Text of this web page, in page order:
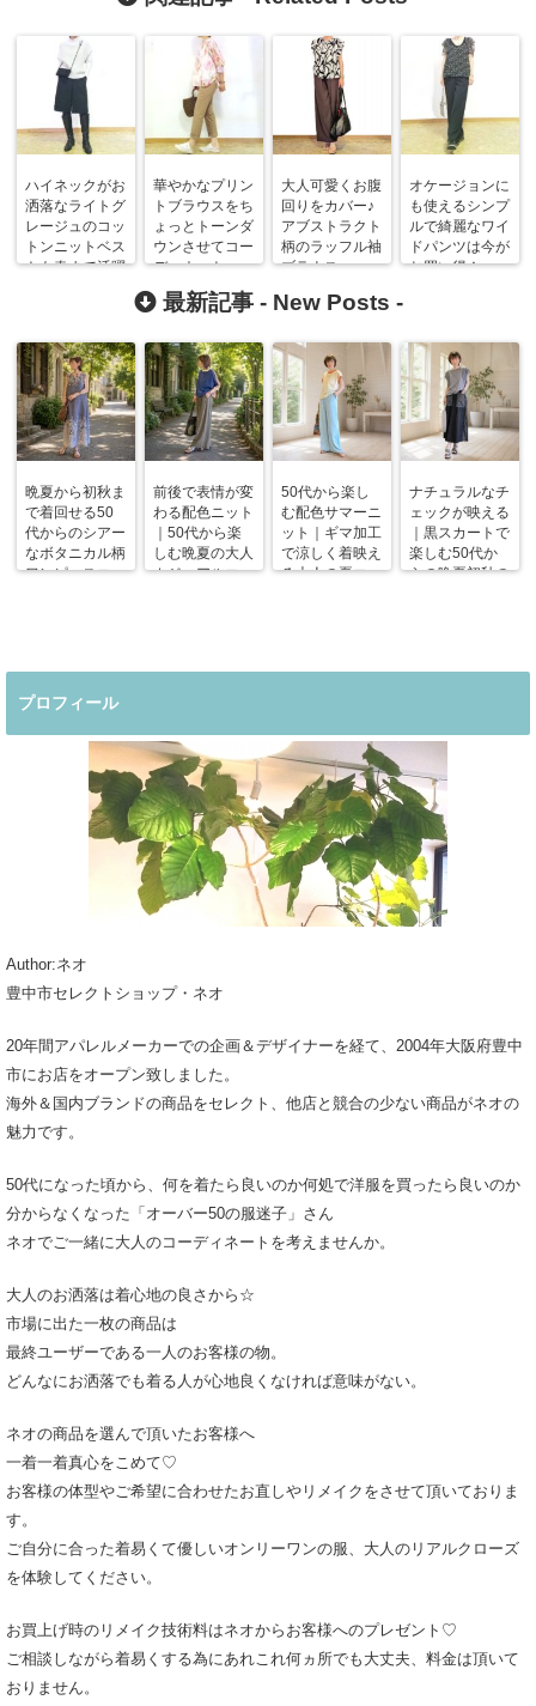
ハイネックがお
洒落なライトグ
レージュのコッ
トンニットベス
トも春まで活躍
華やかなプリン
トブラウスをち
ょっとトーンダ
ウンさせてコー
ディネート
大人可愛くお腹
回りをカバー♪
アブストラクト
柄のラッフル袖
ブラウス
オケージョンに
も使えるシンプ
ルで綺麗なワイ
ドパンツは今が
お買い得！
最新記事 - New Posts -
晩夏から初秋ま
で着回せる50
代からのシアー
なボタニカル柄
ワンピースコー
前後で表情が変
わる配色ニット
｜50代から楽
しむ晩夏の大人
カジュアルコー
50代から楽し
む配色サマーニ
ット｜ギマ加工
で涼しく着映え
る大人の夏コー
ナチュラルなチ
ェックが映える
｜黒スカートで
楽しむ50代か
らの晩夏初秋の
プロフィール
Author:ネオ
豊中市セレクトショップ・ネオ
20年間アパレルメーカーでの企画＆デザイナーを経て、2004年大阪府豊中
市にお店をオープン致しました。
海外＆国内ブランドの商品をセレクト、他店と競合の少ない商品がネオの
魅力です。
50代になった頃から、何を着たら良いのか何処で洋服を買ったら良いのか
分からなくなった「オーバー50の服迷子」さん
ネオでご一緒に大人のコーディネートを考えませんか。
大人のお洒落は着心地の良さから☆
市場に出た一枚の商品は
最終ユーザーである一人のお客様の物。
どんなにお洒落でも着る人が心地良くなければ意味がない。
ネオの商品を選んで頂いたお客様へ
一着一着真心をこめて♡
お客様の体型やご希望に合わせたお直しやリメイクをさせて頂いておりま
す。
ご自分に合った着易くて優しいオンリーワンの服、大人のリアルクローズ
を体験してください。
お買上げ時のリメイク技術料はネオからお客様へのプレゼント♡
ご相談しながら着易くする為にあれこれ何ヵ所でも大丈夫、料金は頂いて
おりません。